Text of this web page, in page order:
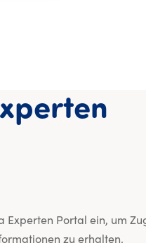
Experten Portal ein, um
zu erhalten.